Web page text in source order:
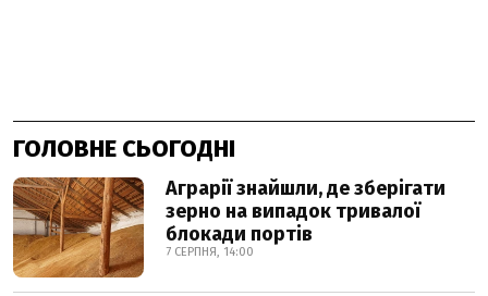
ГОЛОВНЕ СЬОГОДНІ
Аграрії знайшли, де зберігати
зерно на випадок тривалої
блокади портів
7 СЕРПНЯ, 14:00